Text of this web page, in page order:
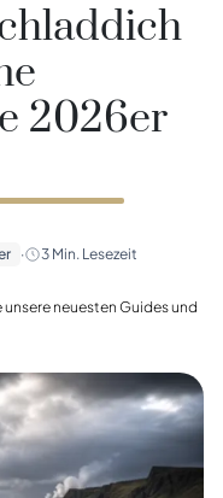
2026er
· 3 Min. Lesezeit
neuesten Guides und